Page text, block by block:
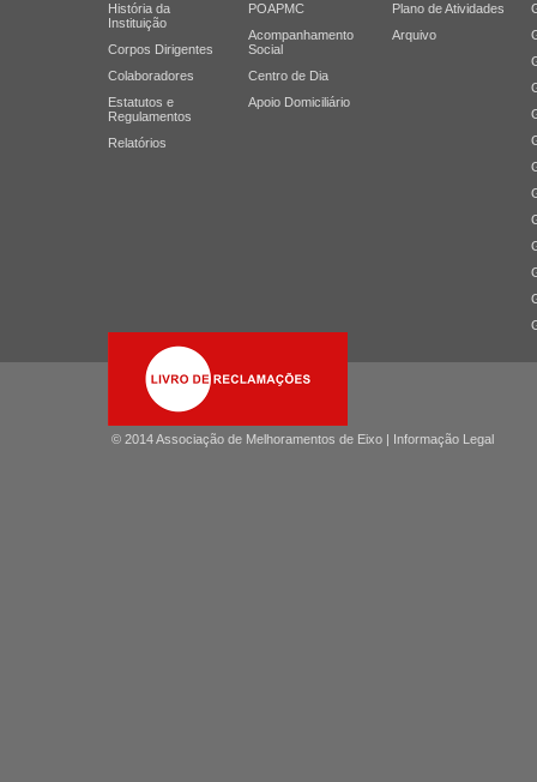
História da
Instituição
Corpos Dirigentes
Colaboradores
Estatutos e
Regulamentos
Relatórios
POAPMC
Acompanhamento
Social
Centro de Dia
Apoio Domiciliário
Plano de Atividades
Arquivo
© 2014 Associação de Melhoramentos de Eixo | Informação Legal